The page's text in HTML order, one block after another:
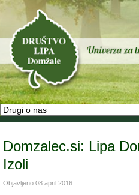
Domzalec.si: Lipa
Izoli
Objavljeno 08 april 2016